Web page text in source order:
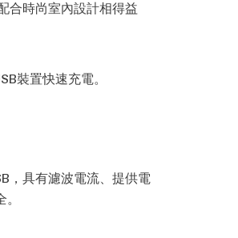
合時尚室內設計相得益
裝置快速充電。
，具有濾波電流、提供電